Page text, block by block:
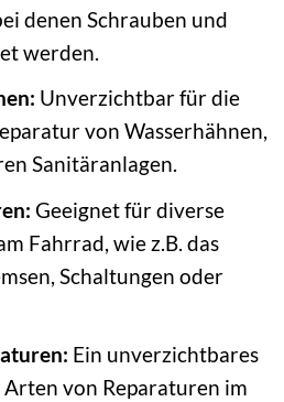
denen Schrauben und
werden.
Unverzichtbar für die
von Wasserhähnen,
Sanitäranlagen.
Geeignet für diverse
Fahrrad, wie z.B. das
Schaltungen oder
Ein unverzichtbares
von Reparaturen im